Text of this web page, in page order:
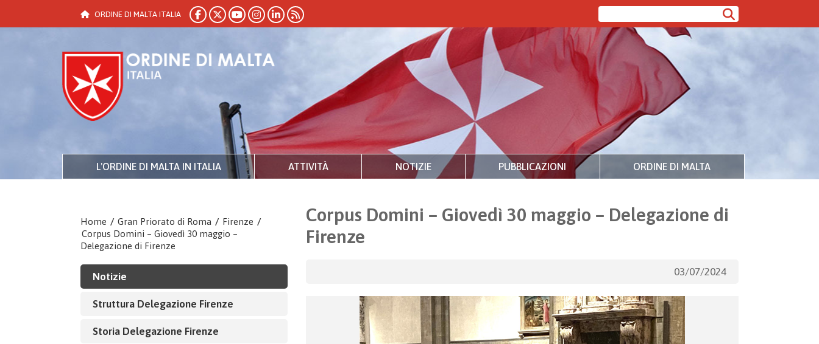
ORDINE DI MALTA ITALIA
L'ORDINE DI MALTA IN ITALIA ATTIVITÀ NOTIZIE PUBBLICAZIONI ORDINE DI MALTA
Home / Gran Priorato di Roma / Firenze /
Corpus Domini – Giovedì 30 maggio –
Delegazione di Firenze
Notizie
Struttura Delegazione Firenze
Storia Delegazione Firenze
Corpus Domini – Giovedì 30 maggio – Delegazione di
Firenze
03/07/2024